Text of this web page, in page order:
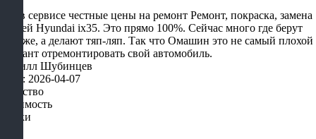
Тут в сервисе честные цены на ремонт Ремонт, покраска, замена
дверей Hyundai ix35. Это прямо 100%. Сейчас много где берут
дороже, а делают тяп-ляп. Так что Омашин это не самый плохой
вариант отремонтировать свой автомобиль.
Кирилл Шубинцев
Дата: 2026-04-07
Качество
Стоимость
Сроки